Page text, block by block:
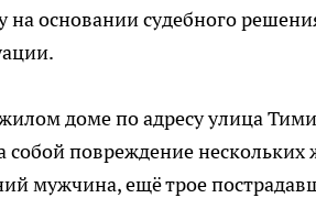
на основании судебного
доме по адресу улица
собой повреждение
мужчина, ещё трое